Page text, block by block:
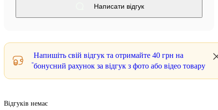
Написати відгук
Напишіть свій відгук та отримайте 40 грн на
бонусний рахунок за відгук з фото або відео товару
Відгуків немає